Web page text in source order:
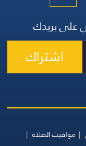
على بريدك
اشتراك
مواقيت الصلاة